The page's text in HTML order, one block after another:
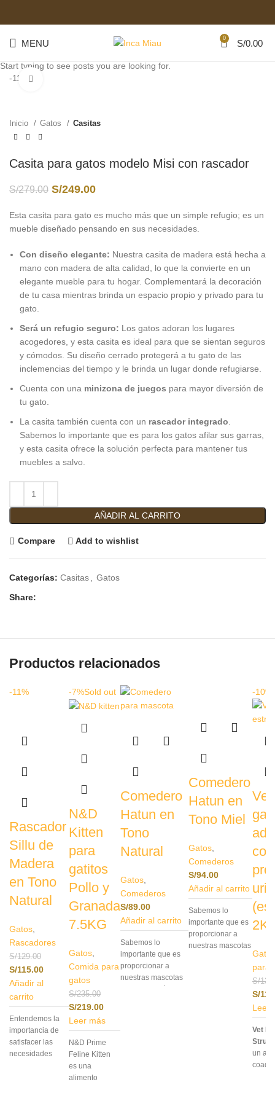
MENU 0 S/0.00
-11%
Inicio Gatos Casitas
Casita para gatos modelo Misi con rascador
S/279.00 S/249.00
Esta casita para gato es mucho más que un simple refugio; es un
mueble diseñado pensando en sus necesidades.
Con diseño elegante: Nuestra casita de madera está hecha a
mano con madera de alta calidad, lo que la convierte en un
elegante mueble para tu hogar. Complementará la decoración
de tu casa mientras brinda un espacio propio y privado para tu
gato.
Será un refugio seguro: Los gatos adoran los lugares
acogedores, y esta casita es ideal para que se sientan seguros
y cómodos. Su diseño cerrado protegerá a tu gato de las
inclemencias del tiempo y le brinda un lugar donde refugiarse.
Cuenta con una minizona de juegos para mayor diversión de
tu gato.
La casita también cuenta con un rascador integrado
Sabemos lo importante que es para los gatos afilar sus garras,
y esta casita ofrece la solución perfecta para mantener tus
muebles a salvo.
AÑADIR AL CARRITO
Compare Add to wishlist
Categorías: Casitas
Gatos
Share:
Productos relacionados
-11%
Rascador
Sillu de
Madera
en Tono
Natural
Gatos
Rascadores
S/129.00
S/115.00
Añadir al
carrito
Entendemos la
importancia de
satisfacer las
necesidades
-7%Sold out
N&D
Kitten
para
gatitos
Pollo y
Granada
7.5KG
Gatos
Comida para
gatos
S/235.00
S/219.00
Leer más
N&D Prime
Feline Kitten
es una
alimento
Comedero
Hatun en
Tono
Natural
Gatos
Comederos
S/89.00
Añadir al carrito
Sabemos lo
importante que es
proporcionar a
nuestras mascotas
un entorno cómodo
Comedero
Hatun en
Tono Miel
Gatos
Comederos
S/94.00
Añadir al carrito
Sabemos lo
importante que es
proporcionar a
nuestras mascotas
-10%
con
Gatos
para
S/
S/
Leer
Vet
un
Start typing to see posts you are looking for.